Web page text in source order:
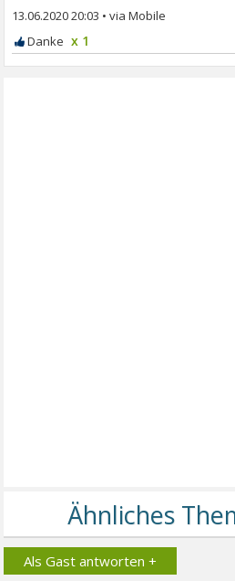
13.06.2020 20:03 •
x 1
Als Gast antworten +